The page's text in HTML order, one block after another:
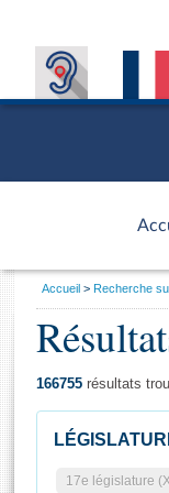
Vous
Accueil Recherche
166755 résultats
17e législature